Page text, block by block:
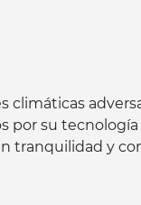
por su
tranquilidad y